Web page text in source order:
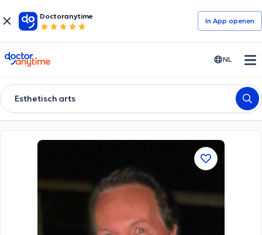
Doctoranytime
In App openen
doctoranytime NL
Esthetisch arts